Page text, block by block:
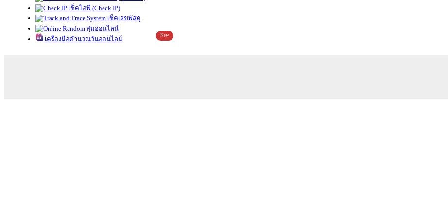
เช็คไอพี (Check IP)
เช็คเลขพัสดุ
สุ่มออนไลน์
เครื่องมือคำนวณวันออนไลน์
New